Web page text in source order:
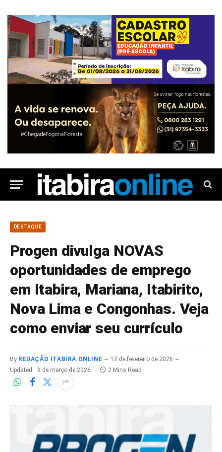
DESTAQUE
Progen divulga NOVAS
oportunidades de emprego
em Itabira, Mariana, Itabirito,
Nova Lima e Congonhas. Veja
como enviar seu currículo
By REDAÇÃO ITABIRA ONLINE
12 de fevereiro de 2026
Updated:
9 de março de 2026 2 Mins Read